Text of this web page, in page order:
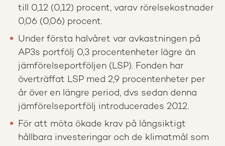
till 0,12 (0,12) procent, varav rörelsekostnader
0,06 (0,06) procent.
Under första halvåret var avkastningen på
AP3s portfölj 0,3 procentenheter lägre än
jämförelseportföljen (LSP). Fonden har
överträffat LSP med 2,9 procentenheter per
år över en längre period, dvs sedan denna
jämförelseportfölj introducerades 2012.
För att möta ökade krav på långsiktigt
hållbara investeringar och de klimatmål som